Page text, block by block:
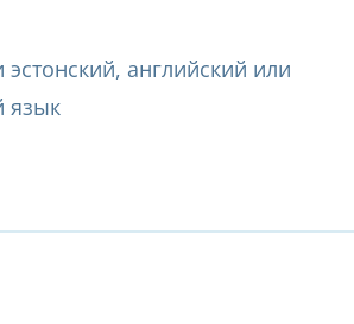
английский или
язык